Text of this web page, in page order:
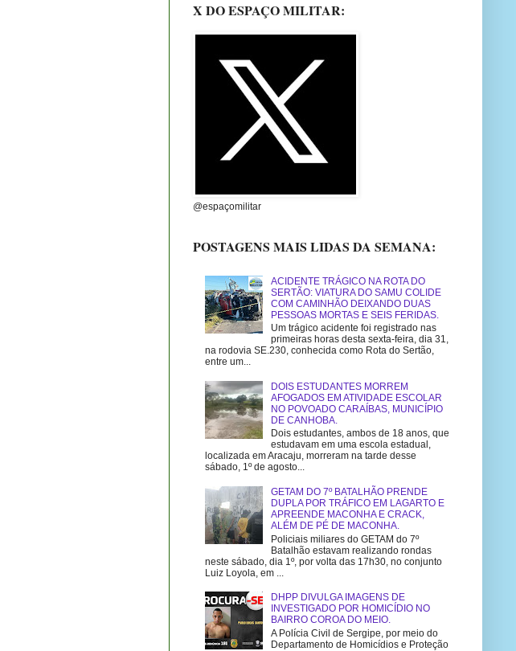
X DO ESPAÇO MILITAR:
@espaçomilitar
POSTAGENS MAIS LIDAS DA SEMANA:
ACIDENTE TRÁGICO NA ROTA DO
SERTÃO: VIATURA DO SAMU COLIDE
COM CAMINHÃO DEIXANDO DUAS
PESSOAS MORTAS E SEIS FERIDAS.
Um trágico acidente foi registrado nas
primeiras horas desta sexta-feira, dia 31,
na rodovia SE.230, conhecida como Rota do Sertão,
entre um...
DOIS ESTUDANTES MORREM
AFOGADOS EM ATIVIDADE ESCOLAR
NO POVOADO CARAÍBAS, MUNICÍPIO
DE CANHOBA.
Dois estudantes, ambos de 18 anos, que
estudavam em uma escola estadual,
localizada em Aracaju, morreram na tarde desse
sábado, 1º de agosto...
GETAM DO 7º BATALHÃO PRENDE
DUPLA POR TRÁFICO EM LAGARTO E
APREENDE MACONHA E CRACK,
ALÉM DE PÉ DE MACONHA.
Policiais miliares do GETAM do 7º
Batalhão estavam realizando rondas
neste sábado, dia 1º, por volta das 17h30, no conjunto
Luiz Loyola, em ...
DHPP DIVULGA IMAGENS DE
INVESTIGADO POR HOMICÍDIO NO
BAIRRO COROA DO MEIO.
A Polícia Civil de Sergipe, por meio do
Departamento de Homicídios e Proteção